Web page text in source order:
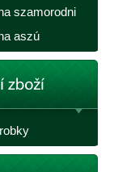
szamorodni
aszú